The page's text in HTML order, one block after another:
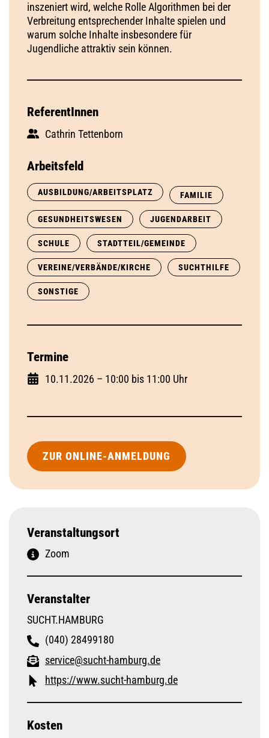
inszeniert wird, welche Rolle Algorithmen bei der
Verbreitung entsprechender Inhalte spielen und
warum solche Inhalte insbesondere für
Jugendliche attraktiv sein können.
ReferentInnen
Cathrin Tettenborn
Arbeitsfeld
AUSBILDUNG/ARBEITSPLATZ FAMILIE
GESUNDHEITSWESEN JUGENDARBEIT
SCHULE STADTTEIL/GEMEINDE
VEREINE/VERBÄNDE/KIRCHE SUCHTHILFE
SONSTIGE
Termine
10.11.2026 – 10:00 bis 11:00 Uhr
ZUR ONLINE-ANMELDUNG
Veranstaltungsort
Zoom
Veranstalter
SUCHT.HAMBURG
(040) 28499180
service@sucht-hamburg.de
https://www.sucht-hamburg.de
Kosten